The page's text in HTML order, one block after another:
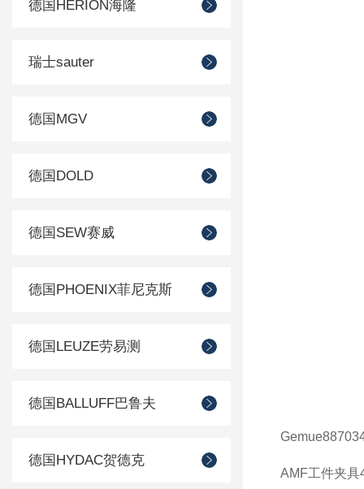
德国HERION海隆
瑞士sauter
德国MGV
德国DOLD
德国SEW赛威
德国PHOENIX菲尼克斯
德国LEUZE劳易测
德国BALLUFF巴鲁夫
德国HYDAC贺德克
Gemue
AMF工件夹具